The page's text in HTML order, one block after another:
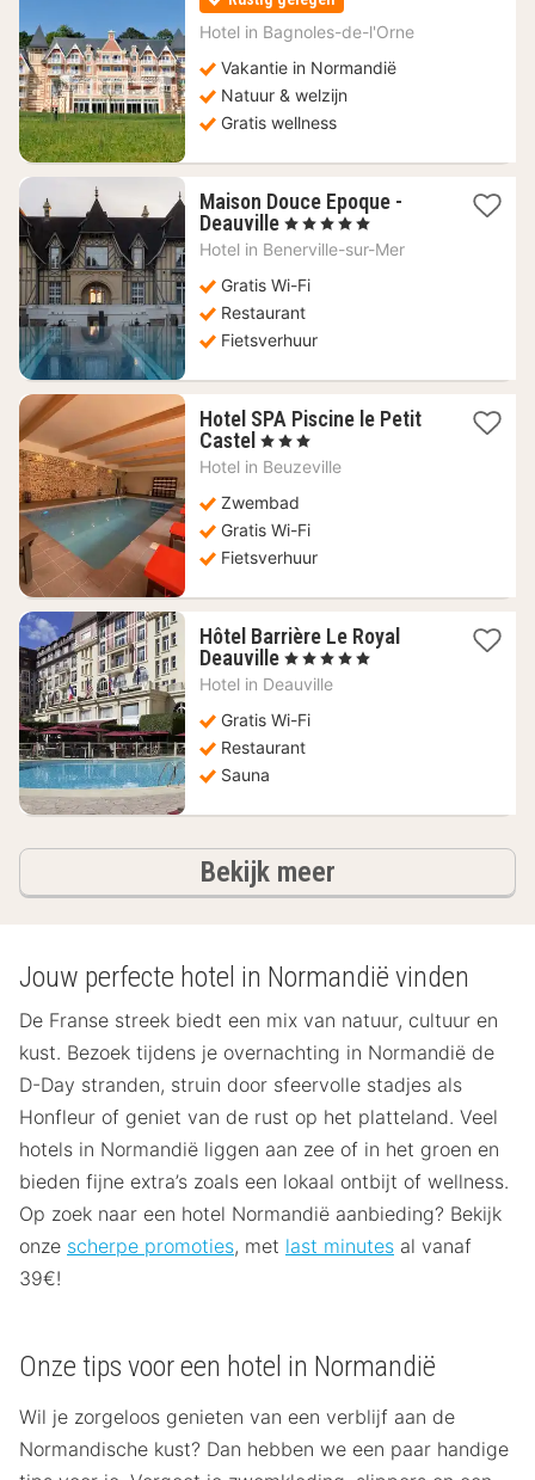
vanaf
79,80
Hotel in Bagnoles-de-l'Orne
Vakantie in Normandië
Natuur & welzijn
Gratis wellness
Maison Douce Epoque -
Deauville 1
nacht
458,60
€
, 5 Sterren
Hotel in Benerville-sur-Mer
Gratis Wi-Fi
Restaurant
Fietsverhuur
Hotel SPA Piscine le Petit
Castel 1
nacht
85,90
€
, 3 Sterren
Hotel in Beuzeville
Zwembad
Gratis Wi-Fi
Fietsverhuur
Hôtel Barrière Le Royal
Deauville 1
nacht
462,73
€
, 5 Sterren
Hotel in Deauville
Gratis Wi-Fi
Restaurant
Sauna
Bekijk meerhotels
Jouw perfecte hotel in Normandië vinden
De Franse streek biedt een mix van natuur, cultuur en
kust. Bezoek tijdens je overnachting in Normandië de
D-Day stranden, struin door sfeervolle stadjes als
Honfleur of geniet van de rust op het platteland. Veel
hotels in Normandië liggen aan zee of in het groen en
bieden fijne extra’s zoals een lokaal ontbijt of wellness.
Op zoek naar een hotel Normandië aanbieding? Bekijk
onze scherpe promoties, met last minutes al vanaf
39€!
Onze tips voor een hotel in Normandië
Wil je zorgeloos genieten van een verblijf aan de
Normandische kust? Dan hebben we een paar handige